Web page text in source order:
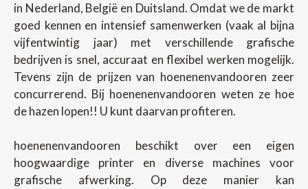
in Nederland, België en Duitsland. Omdat we de markt
goed kennen en intensief samenwerken (vaak al bijna
vijfentwintig jaar) met verschillende grafische
bedrijven is snel, accuraat en flexibel werken mogelijk.
Tevens zijn de prijzen van hoenenenvandooren zeer
concurrerend. Bij hoenenenvandooren weten ze hoe
de hazen lopen!! U kunt daarvan profiteren.
hoenenenvandooren beschikt over een eigen
hoogwaardige printer en diverse machines voor
grafische afwerking. Op deze manier kan